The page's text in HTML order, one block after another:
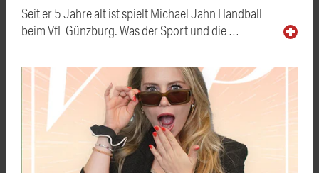
Seit er 5 Jahre alt ist spielt Michael Jahn Handball
beim VfL Günzburg. Was der Sport und die …